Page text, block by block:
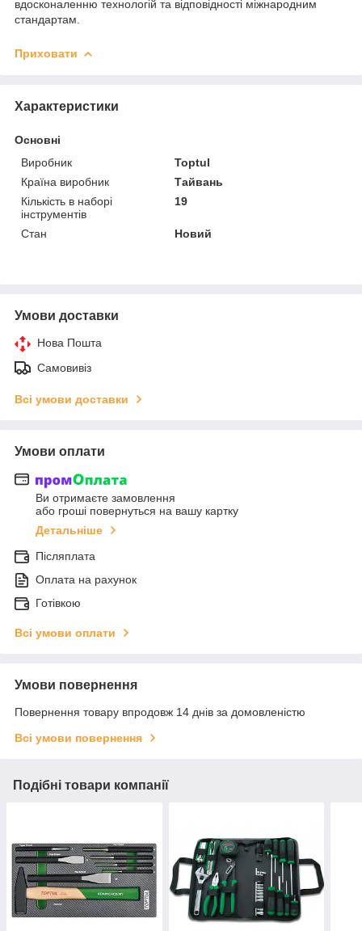
вдосконаленню технологій та відповідності міжнародним
стандартам.
Приховати
Характеристики
Основні
Виробник
Toptul
Країна виробник
Тайвань
Кількість в наборі
інструментів
19
Стан Новий
Умови доставки
Нова Пошта
Самовивіз
Всі умови доставки
Умови оплати
Ви отримаєте замовлення
або гроші повернуться на вашу картку
Детальніше
Післяплата
Оплата на рахунок
Готівкою
Всі умови оплати
Умови повернення
Повернення товару впродовж 14 днів за домовленістю
Всі умови повернення
Подібні товари компанії